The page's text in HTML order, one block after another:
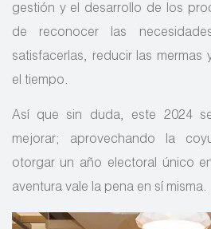
gestión y el desarrollo de los
de reconocer las
satisfacerlas, reducir las mermas
el tiempo.
Así que sin duda, este 2024
mejorar; aprovechando la
otorgar un año electoral único
aventura vale la pena en sí misma.